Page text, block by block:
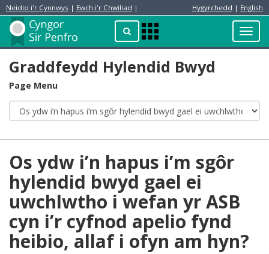
Neidio i'r Cynnwys | Ewch i'r Chwiliad | Hygyrchedd | English
ChwilioApps
Menu
Preswylydd
Graddfeydd Hylendid Bwyd
Page Menu
Os ydw i’n hapus i’m sgôr
hylendid bwyd gael ei
uwchlwtho i wefan yr ASB
cyn i’r cyfnod apelio fynd
heibio, allaf i ofyn am hyn?